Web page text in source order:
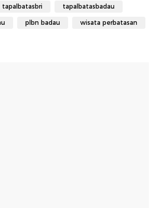
tapalbatasbri tapalbatasbadau
plbn badau wisata perbatasan